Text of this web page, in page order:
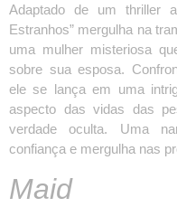
Adaptado de um thriller
Estranhos” mergulha na
uma mulher misteriosa
sobre sua esposa.
ele se lança em uma
aspecto das vidas das
verdade oculta. Uma
confiança e mergulha nas
Maid